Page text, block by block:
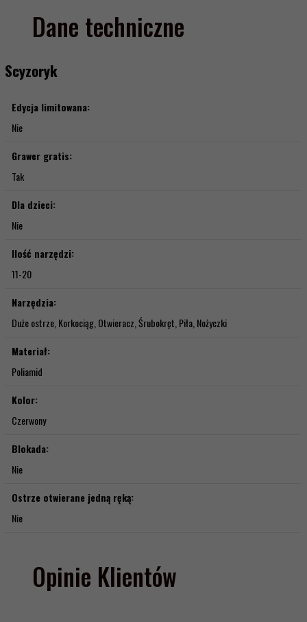
Dane techniczne
Scyzoryk
Edycja limitowana:
Nie
Grawer gratis:
Tak
Dla dzieci:
Nie
Ilość narzędzi:
11-20
Narzędzia:
Duże ostrze, Korkociąg, Otwieracz, Śrubokręt, Piła, Nożyczki
Materiał:
Poliamid
Kolor:
Czerwony
Blokada:
Nie
Ostrze otwierane jedną ręką:
Nie
Opinie Klientów